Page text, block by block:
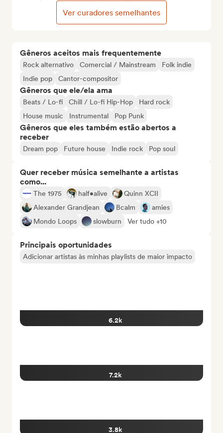
Gêneros aceitos mais frequentemente
Rock alternativo Comercial / Mainstream
Folk indie
Indie pop
Cantor-compositor
Gêneros que ele/ela ama
Beats / Lo-fi Chill / Lo-fi Hip-Hop
Hard rock
House music
Instrumental Pop Punk
Gêneros que eles também estão abertos a
receber
Dream pop Future house Indie rock Pop soul
Quer receber música semelhante a artistas
como...
The 1975 half•alive
Quinn XCII
Alexander Grandjean
Bcalm
amies
Mondo Loops
slowburn Ver tudo +10
Principais oportunidades
Adicionar artistas às minhas playlists de maior impacto
6.2k
7.2k
3.8k
Ver curadores semelhantes